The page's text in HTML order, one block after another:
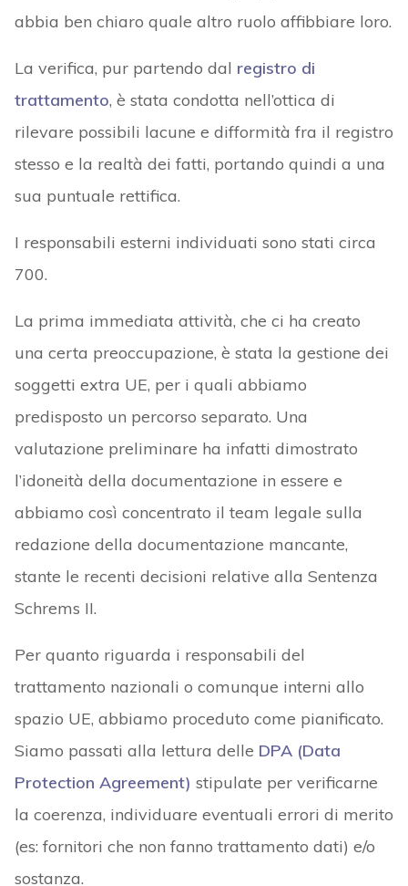
abbia ben chiaro quale altro ruolo affibbiare loro.
La verifica, pur partendo dal registro di
trattamento, è stata condotta nell’ottica di
rilevare possibili lacune e difformità fra il registro
stesso e la realtà dei fatti, portando quindi a una
sua puntuale rettifica.
I responsabili esterni individuati sono stati circa
700.
La prima immediata attività, che ci ha creato
una certa preoccupazione, è stata la gestione dei
soggetti extra UE, per i quali abbiamo
predisposto un percorso separato. Una
valutazione preliminare ha infatti dimostrato
l’idoneità della documentazione in essere e
abbiamo così concentrato il team legale sulla
redazione della documentazione mancante,
stante le recenti decisioni relative alla Sentenza
Schrems II.
Per quanto riguarda i responsabili del
trattamento nazionali o comunque interni allo
spazio UE, abbiamo proceduto come pianificato.
Siamo passati alla lettura delle DPA (Data
Protection Agreement) stipulate per verificarne
la coerenza, individuare eventuali errori di merito
(es: fornitori che non fanno trattamento dati) e/o
sostanza.